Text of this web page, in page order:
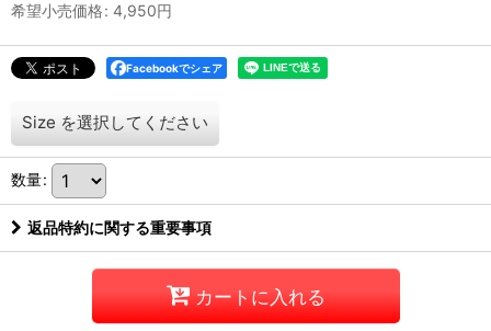
希望小売価格: 4,950円
Facebookでシェア
Size を選択してください
数量:
返品特約に関する重要事項
カートに入れる